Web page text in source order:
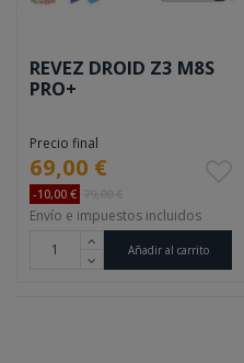
REVEZ DROID Z3 M8S
PRO+
Precio final
69,00 €
-10,00 €
Envío e impuestos incluidos
Añadir al carrito